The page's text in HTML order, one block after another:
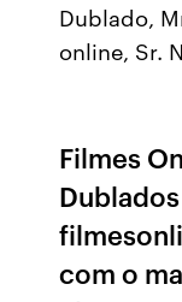
Dublado,
online, Sr.
Filmes
com o